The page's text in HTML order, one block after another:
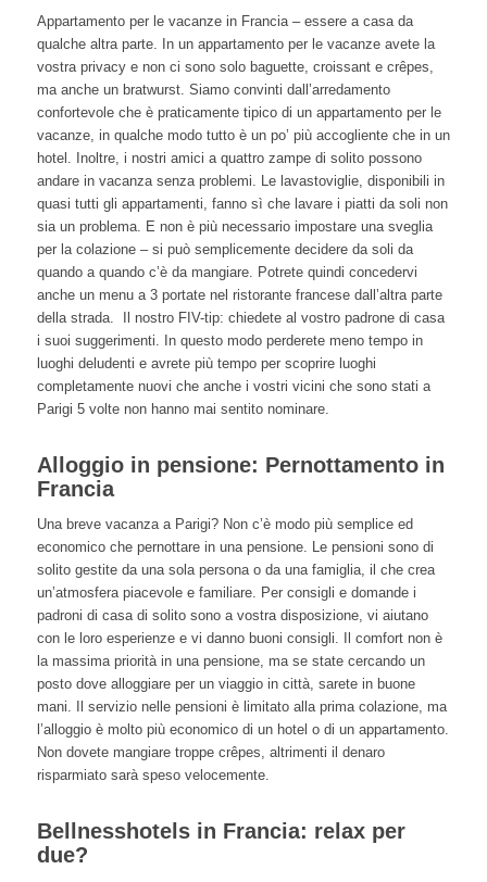
Appartamento per le vacanze in Francia – essere a casa da
qualche altra parte. In un appartamento per le vacanze avete la
vostra privacy e non ci sono solo baguette, croissant e crêpes,
ma anche un bratwurst. Siamo convinti dall’arredamento
confortevole che è praticamente tipico di un appartamento per le
vacanze, in qualche modo tutto è un po’ più accogliente che in un
hotel. Inoltre, i nostri amici a quattro zampe di solito possono
andare in vacanza senza problemi. Le lavastoviglie, disponibili in
quasi tutti gli appartamenti, fanno sì che lavare i piatti da soli non
sia un problema. E non è più necessario impostare una sveglia
per la colazione – si può semplicemente decidere da soli da
quando a quando c’è da mangiare. Potrete quindi concedervi
anche un menu a 3 portate nel ristorante francese dall’altra parte
della strada. Il nostro FIV-tip: chiedete al vostro padrone di casa
i suoi suggerimenti. In questo modo perderete meno tempo in
luoghi deludenti e avrete più tempo per scoprire luoghi
completamente nuovi che anche i vostri vicini che sono stati a
Parigi 5 volte non hanno mai sentito nominare.
Alloggio in pensione: Pernottamento in
Francia
Una breve vacanza a Parigi? Non c’è modo più semplice ed
economico che pernottare in una pensione. Le pensioni sono di
solito gestite da una sola persona o da una famiglia, il che crea
un’atmosfera piacevole e familiare. Per consigli e domande i
padroni di casa di solito sono a vostra disposizione, vi aiutano
con le loro esperienze e vi danno buoni consigli. Il comfort non è
la massima priorità in una pensione, ma se state cercando un
posto dove alloggiare per un viaggio in città, sarete in buone
mani. Il servizio nelle pensioni è limitato alla prima colazione, ma
l’alloggio è molto più economico di un hotel o di un appartamento.
Non dovete mangiare troppe crêpes, altrimenti il denaro
risparmiato sarà speso velocemente.
Bellnesshotels in Francia: relax per
due?